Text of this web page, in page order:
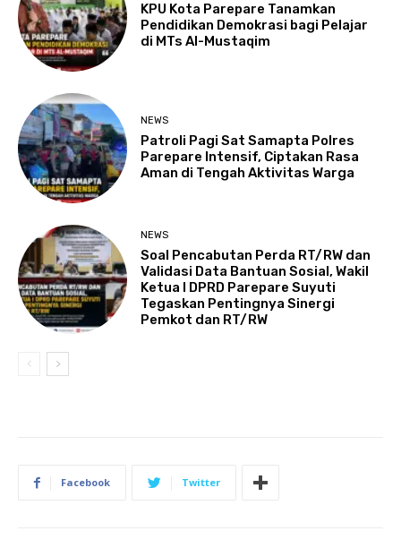
KPU Kota Parepare Tanamkan
Pendidikan Demokrasi bagi Pelajar
di MTs Al-Mustaqim
NEWS
Patroli Pagi Sat Samapta Polres
Parepare Intensif, Ciptakan Rasa
Aman di Tengah Aktivitas Warga
NEWS
Soal Pencabutan Perda RT/RW dan
Validasi Data Bantuan Sosial, Wakil
Ketua I DPRD Parepare Suyuti
Tegaskan Pentingnya Sinergi
Pemkot dan RT/RW
Facebook Twitter